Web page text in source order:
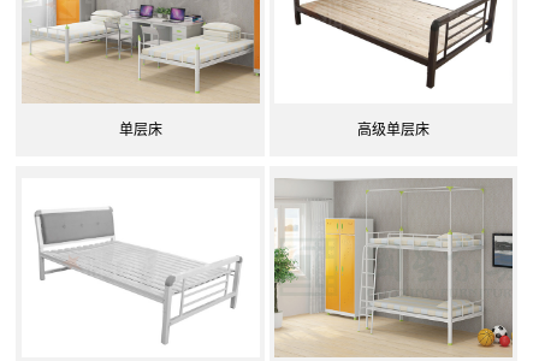
单层床 高级单层床